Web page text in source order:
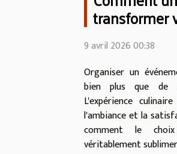
transformer
d'entreprise ?
9 avril 2026 00:38
Organiser un
bien plus que de
L'expérience
l'ambiance et la
comment le
véritablement